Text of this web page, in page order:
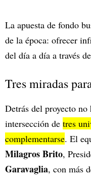
La apuesta de fondo
de la época: ofrecer
del día a día a través
Tres miradas
Detrás del proyecto
intersección de tres
complementarse. El
Milagros Brito,
Garavaglia, con más